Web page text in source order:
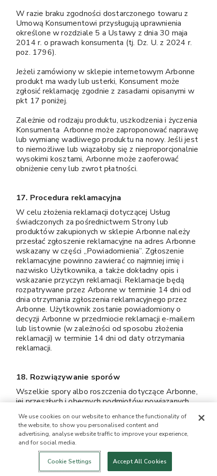
Nowość! Sklep
Zdrowy styl
życia
W razie braku zgodności dostarczonego towaru z
Umową Konsumentowi przysługują uprawnienia
określone w rozdziale 5 a Ustawy z dnia 30 maja
2014 r. o prawach konsumenta (tj. Dz. U. z 2024 r.
poz. 1796).
Jeżeli zamówiony w sklepie internetowym Arbonne
produkt ma wady lub usterki, Konsument może
zgłosić reklamację zgodnie z zasadami opisanymi w
pkt 17 poniżej.
Zależnie od rodzaju produktu, uszkodzenia i życzenia
Konsumenta Arbonne może zaproponować naprawę
lub wymianę wadliwego produktu na nowy. Jeśli jest
to niemożliwe lub wiązałoby się z nieproporcjonalnie
wysokimi kosztami, Arbonne może zaoferować
obniżenie ceny lub zwrot płatności.
17. Procedura reklamacyjna
W celu złożenia reklamacji dotyczącej Usług
świadczonych za pośrednictwem Strony lub
produktów zakupionych w sklepie Arbonne należy
przesłać zgłoszenie reklamacyjne na adres Arbonne
wskazany w części „Powiadomienia”. Zgłoszenie
reklamacyjne powinno zawierać co najmniej imię i
nazwisko Użytkownika, a także dokładny opis i
wskazanie przyczyn reklamacji. Reklamacje będą
rozpatrywane przez Arbonne w terminie 14 dni od
dnia otrzymania zgłoszenia reklamacyjnego przez
Arbonne. Użytkownik zostanie powiadomiony o
decyzji Arbonne w przedmiocie reklamacji e-mailem
lub listownie (w zależności od sposobu złożenia
reklamacji) w terminie 14 dni od daty otrzymania
reklamacji.
18. Rozwiązywanie sporów
Wszelkie spory albo roszczenia dotyczące Arbonne,
jej przeszłych i obecnych podmiotów powiązanych,
inwestorów, dystrybutorów albo sprzedawców, jej
planu marketingowego lub planu wynagradzania, jej
produktów, praw i obowiązków Konsultantów i
Arbonne, jak również wszelkie inne roszczenia oraz
podstawy do wniesienia powództwa dotyczące
wykonywania przez Konsultanta albo Arbonne praw i
We use cookies on our website to enhance the functionality of
the website, to show you personalised content and
advertising, analyse website traffic to improve your experience,
and for social media.
Cookie Settings Accept All Cookies